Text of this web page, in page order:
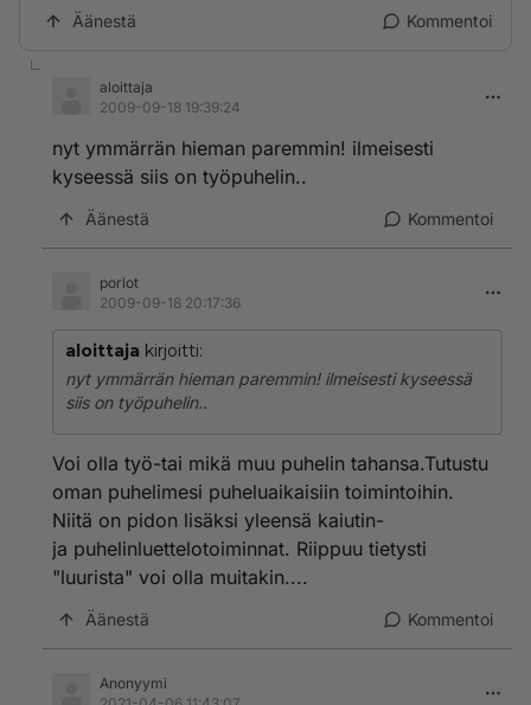
Äänestä Kommentoi
aloittaja
2009-09-18 19:39:24
nyt ymmärrän hieman paremmin! ilmeisesti
kyseessä siis on työpuhelin..
Äänestä Kommentoi
porlot
2009-09-18 20:17:36
aloittaja kirjoitti:
nyt ymmärrän hieman paremmin! ilmeisesti kyseessä
siis on työpuhelin..
Voi olla työ-tai mikä muu puhelin tahansa.Tutustu
oman puhelimesi puheluaikaisiin toimintoihin.
Niitä on pidon lisäksi yleensä kaiutin-
ja puhelinluettelotoiminnat. Riippuu tietysti
"luurista" voi olla muitakin....
Äänestä Kommentoi
Anonyymi